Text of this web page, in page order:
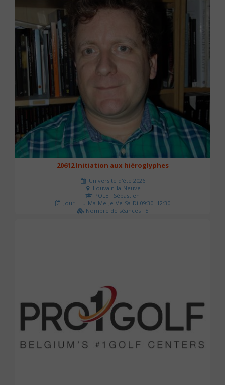
20612 Initiation aux hiéroglyphes
Université d'été 2026
Louvain-la-Neuve
POLET Sébastien
Jour : Lu-Ma-Me-Je-Ve-Sa-Di 09:30- 12:30
Nombre de séances : 5